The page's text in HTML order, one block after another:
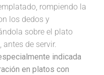
rompiendo la
los dedos y
sobre el plato
antes de servir.
indicada
en platos con